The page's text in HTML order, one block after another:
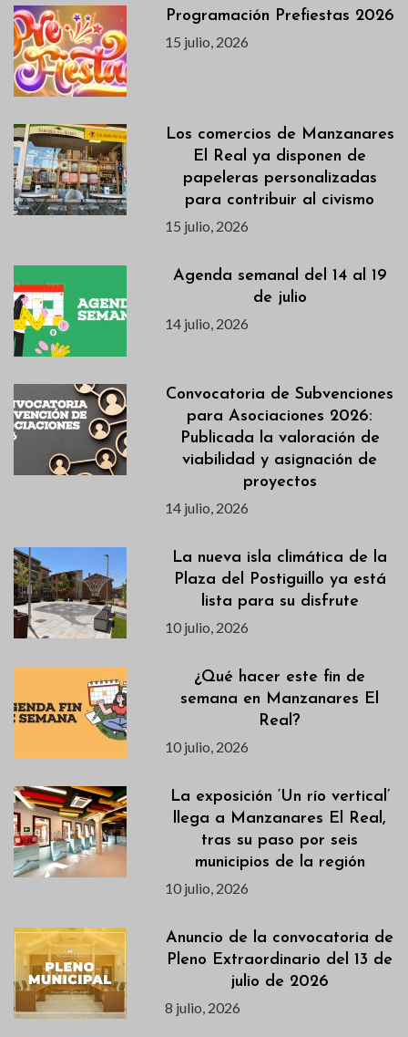
Programación Prefiestas 2026
15 julio, 2026
Los comercios de Manzanares
El Real ya disponen de
papeleras personalizadas
para contribuir al civismo
15 julio, 2026
Agenda semanal del 14 al 19
de julio
14 julio, 2026
Convocatoria de Subvenciones
para Asociaciones 2026:
Publicada la valoración de
viabilidad y asignación de
proyectos
14 julio, 2026
La nueva isla climática de la
Plaza del Postiguillo ya está
lista para su disfrute
10 julio, 2026
¿Qué hacer este fin de
semana en Manzanares El
Real?
10 julio, 2026
La exposición ‘Un río vertical’
llega a Manzanares El Real,
tras su paso por seis
municipios de la región
10 julio, 2026
Anuncio de la convocatoria de
Pleno Extraordinario del 13 de
julio de 2026
8 julio, 2026